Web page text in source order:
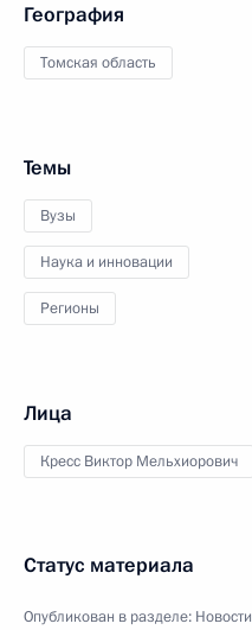
География
Томская область
Темы
Вузы
Наука и инновации
Регионы
Лица
Кресс Виктор Мельхиорович
Статус материала
Опубликован в разделе: Новости